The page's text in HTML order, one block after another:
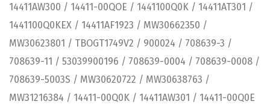
14411AW300 / 14411-00QOE / 1441100Q0K / 14411AT301 /
1441100Q0KEX / 14411AF1923 / MW30662350 /
MW30623801 / TBOGT1749V2 / 900024 / 708639-3 /
708639-11 / 53039900196 / 708639-0004 / 708639-0008 /
708639-5003S / MW30620722 / MW30638763 /
MW31216384 / 14411-00Q0K / 14411AW301 / 14411-00Q0E